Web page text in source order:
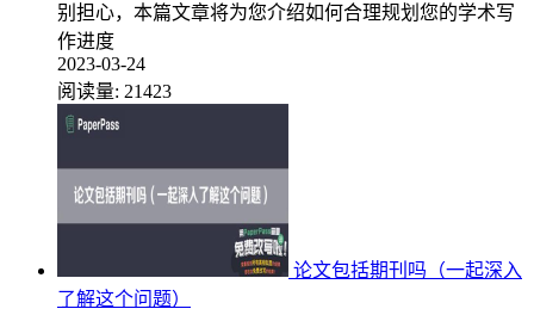
别担心，本篇文章将为您介绍如何合理规划您的学术写
作进度
2023-03-24
阅读量: 21423
论文包括期刊吗（一起深入
了解这个问题）